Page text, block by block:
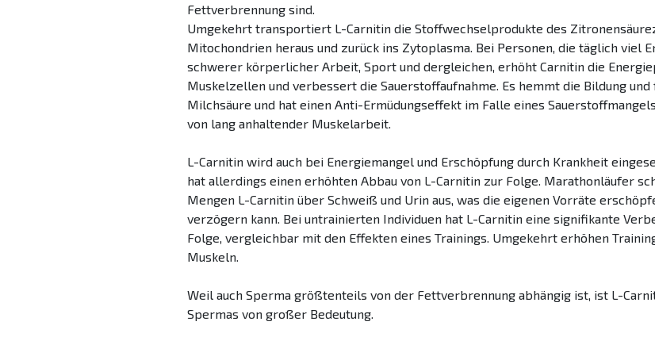
Fettverbrennung sind.
Umgekehrt transportiert L-Carnitin die Stoffwechselprodukte des
Mitochondrien heraus und zurück ins Zytoplasma. Bei Personen, die täglich viel
schwerer körperlicher Arbeit, Sport und dergleichen, erhöht Carnitin die
Muskelzellen und verbessert die Sauerstoffaufnahme. Es hemmt die Bildung
Milchsäure und hat einen Anti-Ermüdungseffekt im Falle eines
von lang anhaltender Muskelarbeit.
L-Carnitin wird auch bei Energiemangel und Erschöpfung durch Krankheit
hat allerdings einen erhöhten Abbau von L-Carnitin zur Folge. Marathonläufer
Mengen L-Carnitin über Schweiß und Urin aus, was die eigenen Vorräte
verzögern kann. Bei untrainierten Individuen hat L-Carnitin eine signifikante
Folge, vergleichbar mit den Effekten eines Trainings. Umgekehrt erhöhen
Muskeln.
Weil auch Sperma größtenteils von der Fettverbrennung abhängig ist, ist L-
Spermas von großer Bedeutung.